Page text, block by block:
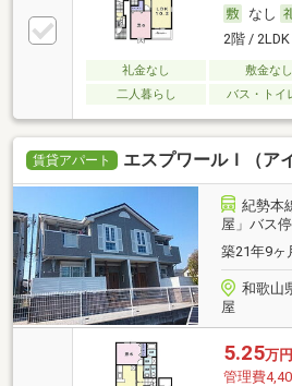
なし
2階 /
礼金なし 敷金なし
二人暮らし
バス・トイ
賃貸アパート エスプワールＩ（ア
紀勢本
屋」バス
築21年9ヶ
和歌山
屋
5.25万円
管理費